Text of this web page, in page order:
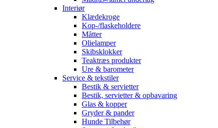
Interiør
Klædekroge
Kop-/flaskeholdere
Måtter
Olielamper
Skibsklokker
Teaktræs produkter
Ure & barometer
Service & tekstiler
Bestik & servietter
Bestik, servietter & opbavaring
Glas & kopper
Gryder & pander
Hunde Tilbehør